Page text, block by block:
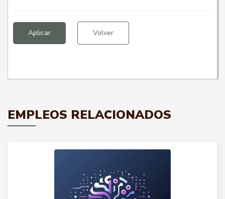
Aplicar Volver
EMPLEOS RELACIONADOS